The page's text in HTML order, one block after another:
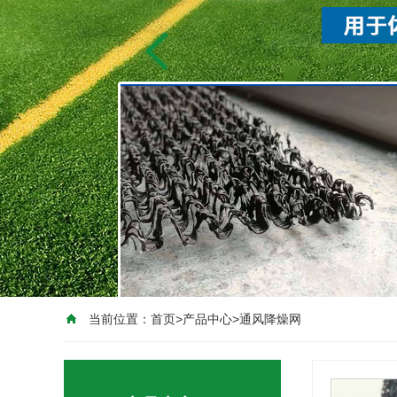
当前位置： 首页>产品中心>通风降燥网